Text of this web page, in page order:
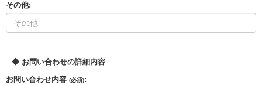
その他:
◆ お問い合わせの詳細内容
お問い合わせ内容 (必須):